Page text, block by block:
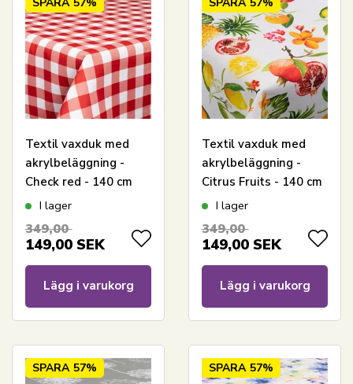
Textil vaxduk med
akrylbeläggning -
Check red - 140 cm
bred - På metervara
I lager
349,00
149,00 SEK
Lägg i varukorg
Textil vaxduk med
akrylbeläggning -
Citrus Fruits - 140 cm
bred - På metervara
I lager
349,00
149,00 SEK
Lägg i varukorg
SPARA 57% SPARA 57%